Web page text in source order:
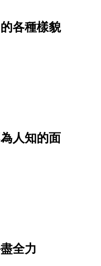
各種樣貌
人知的面
全力